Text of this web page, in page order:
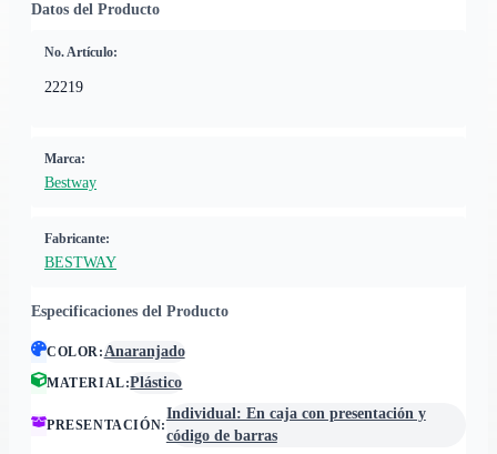
Datos del Producto
No. Artículo:
22219
Marca:
Bestway
Fabricante:
BESTWAY
Especificaciones del Producto
COLOR:Anaranjado
MATERIAL:Plástico
PRESENTACIÓN:
Individual: En caja con presentación y
código de barras